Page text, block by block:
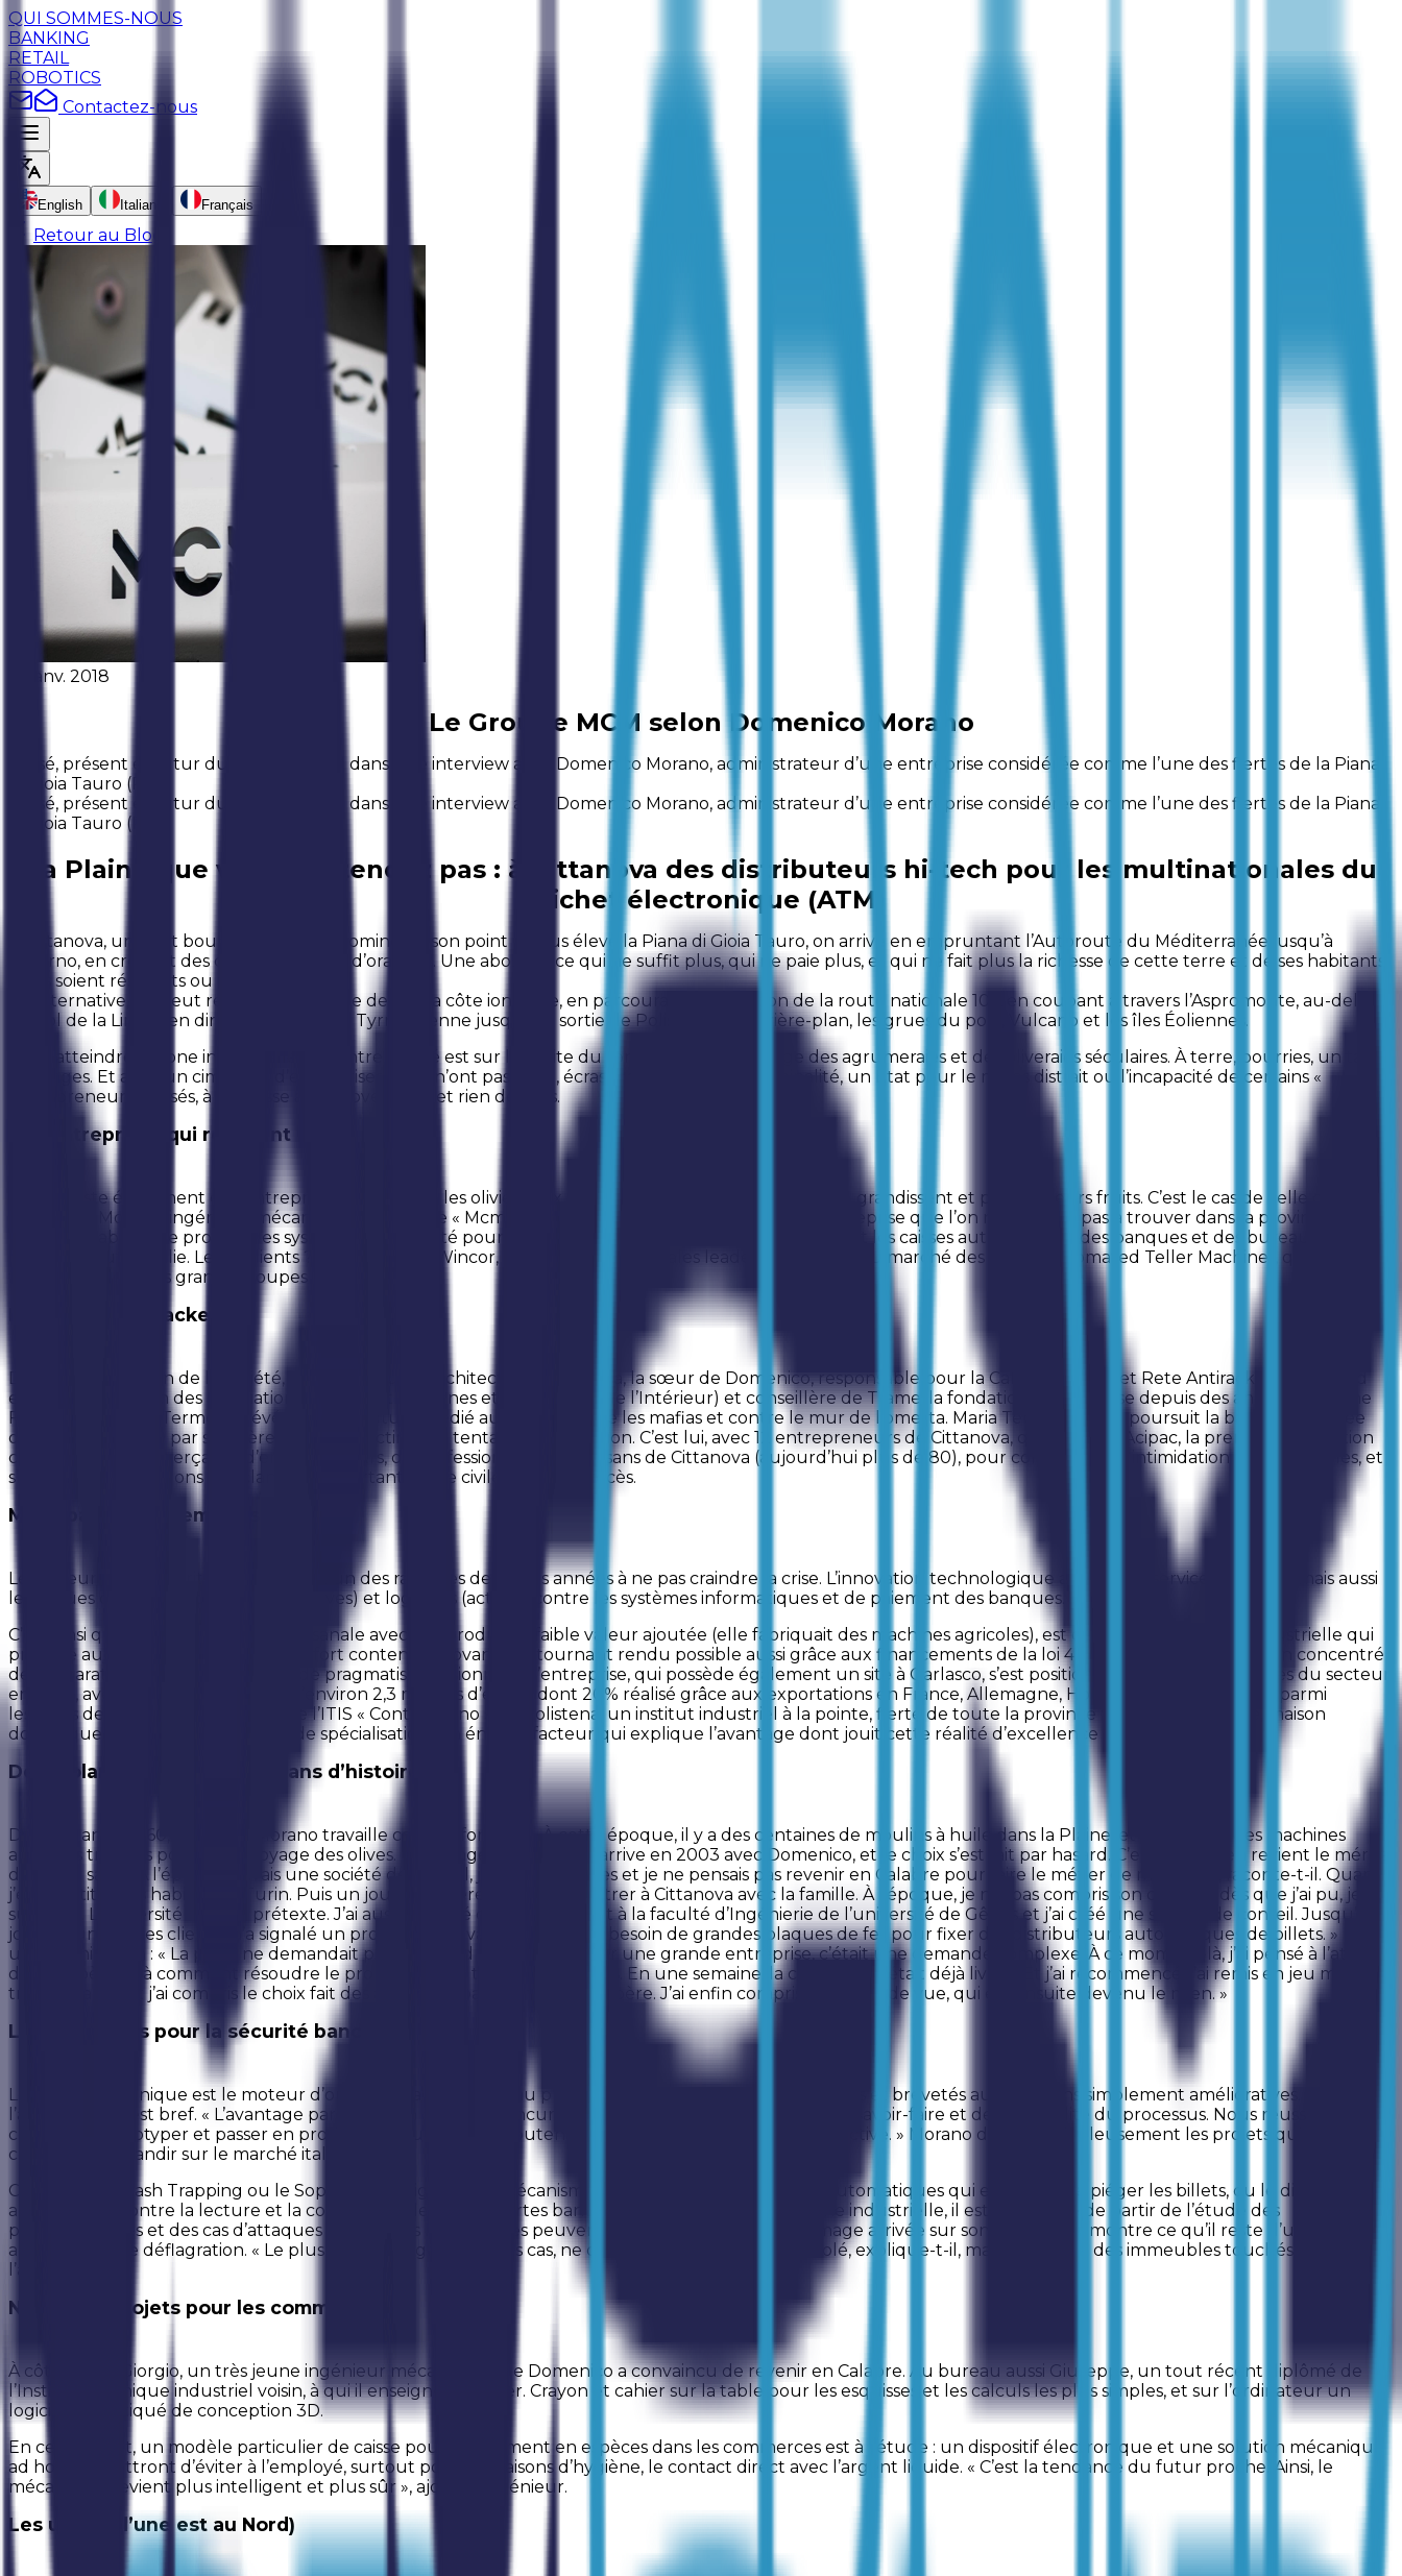
QUI SOMMES-NOUS
BANKING
RETAIL
ROBOTICS
Contactez-nous
English Italiano Français
Retour au Blog
12 janv. 2018
Le Groupe MCM selon Domenico Morano
Passé, présent et futur du Groupe MCM dans une interview avec Domenico Morano, administrateur d’une entreprise considérée comme l’une des fiertés de la Piana
di Gioia Tauro (RC).
Passé, présent et futur du Groupe MCM dans une interview avec Domenico Morano, administrateur d’une entreprise considérée comme l’une des fiertés de la Piana
di Gioia Tauro (RC).
La Plaine que vous n’attendez pas : à Cittanova des distributeurs hi-tech pour les multinationales du
guichet électronique (ATM)
À Cittanova, un petit bourg peuplé qui domine de son point le plus élevé la Piana di Gioia Tauro, on arrive en empruntant l’Autoroute du Méditerranée jusqu’à
Rosarno, en croisant des camions remplis d’oranges. Une abondance qui ne suffit plus, qui ne paie plus, et qui ne fait plus la richesse de cette terre et de ses habitants,
qu’ils soient résidents ou réfugiés.
En alternative, on peut rejoindre le centre depuis la côte ionienne, en parcourant un tronçon de la route nationale 106, en coupant à travers l’Aspromonte, au-delà
du col de la Limina en direction de la mer Tyrrhénienne jusqu’à la sortie de Polistena : en arrière-plan, les grues du port, Vulcano et les îles Éoliennes.
Pour atteindre la zone industrielle (le centre habité est sur la droite du torrent Serra), on longe des agrumeraies et des oliveraies séculaires. À terre, pourries, un tapis
d’oranges. Et aussi un cimetière d’entreprises. Elles n’ont pas tenu, écrasées par la crise, la criminalité, un État pour le moins distrait ou l’incapacité de certains «
entrepreneurs » rusés, à la chasse aux subventions et rien de plus.
Les entreprises qui résistent
Mais il existe également des entreprises qui, comme les oliviers aux racines les plus robustes, résistent, grandissent et portent leurs fruits. C’est le cas de celle de
Domenico Morano, ingénieur mécanicien à la tête de « McmCostruzioni », précisément le genre d’entreprise que l’on ne s’attend pas à trouver dans la province de
Reggio Calabria. Elle produit des systèmes de sécurité pour les distributeurs automatiques de billets et les caisses automatiques des banques et des bureaux de
poste de toute l’Italie. Leurs clients ? NCR, Diebold, Wincor, les trois multinationales leaders mondiaux du marché des ATMs (Automated Teller Machine), qui
fournissent les plus grands groupes bancaires.
Le Réseau Antiracket
Dans la composition de la société, on trouve aussi l’architecte Maria Teresa, la sœur de Domenico, responsable pour la Calabre du projet Rete Antiracket (un accord
entre la Fédération des associations Antiracket italiennes et le ministère de l’Intérieur) et conseillère de Trame, la fondation qui organise depuis des années le Trame
Festival à Lamezia Terme, un événement culturel dédié aux livres contre les mafias et contre le mur de l’omerta. Maria Teresa Morano poursuit la bataille entamée
dans les années 90 par son père Girolamo, victime de tentatives d’extorsion. C’est lui, avec 12 entrepreneurs de Cittanova, qui a fondé l’Acipac, la première association
calabraise de commerçants, d’entrepreneurs, de professionnels et d’artisans de Cittanova (aujourd’hui plus de 80), pour combattre les intimidations et représailles, et
s’opposer aux pressions des clans, en se portant partie civile dans les procès.
MCM, parmi les premières en Italie
Le secteur de la sécurité bancaire est l’un des rares ces dernières années à ne pas craindre la crise. L’innovation technologique a accru les services au client mais aussi
les risques d’attaques physiques (passives) et logiques (actives) contre les systèmes informatiques et de paiement des banques.
C’est ainsi que MCM, d’entreprise artisanale avec des produits à faible valeur ajoutée (elle fabriquait des machines agricoles), est devenue une réalité industrielle qui
propose aujourd’hui des dispositifs à fort contenu innovant. Un tournant rendu possible aussi grâce aux financements de la loi 488/92. Avec Domenico, un concentré
de préparation, d’enthousiasme et de pragmatisme visionnaire, l’entreprise, qui possède également un site à Garlasco, s’est positionnée parmi les premières du secteur
en Italie, avec un chiffre d’affaires d’environ 2,3 millions d’euros, dont 20% réalisé grâce aux exportations en France, Allemagne, Hongrie. Vingt employés, parmi
lesquels de très jeunes diplômés de l’ITIS « Conte Milano » de Polistena, un institut industriel à la pointe, fierté de toute la province : atelier mécanique, maison
domotique, planétarium, 4 filières de spécialisation. Un énième facteur qui explique l’avantage dont jouit cette réalité d’excellence tout au Sud.
De Girolamo à Domenico, 50 ans d’histoire
Dans les années 60, Girolamo Morano travaille comme forgeron. À cette époque, il y a des centaines de moulins à huile dans la Plaine, et il construit des machines
agricoles trieuses pour le nettoyage des olives. Le changement de cap arrive en 2003 avec Domenico, et le choix s’est fait par hasard. C’est à lui qu’en revient le mérite
de l’avoir saisi. « À l’époque, j’avais une société de conseil, j’habitais à Gênes et je ne pensais pas revenir en Calabre pour faire le métier de mon père, raconte-t-il. Quand
j’étais petit, nous habitions à Turin. Puis un jour mon père décida de rentrer à Cittanova avec la famille. À l’époque, je n’ai pas compris son choix, et dès que j’ai pu, je
suis parti. L’université a été le prétexte. J’ai aussi travaillé comme assistant à la faculté d’Ingénierie de l’université de Gênes et j’ai créé une société de conseil. Jusqu’au
jour où un de mes clients m’a signalé un problème : il avait urgemment besoin de grandes plaques de fer pour fixer des distributeurs automatiques de billets. » Et là,
une illumination : « La pièce ne demandait pas un grand travail, mais pour une grande entreprise, c’était une demande complexe. À ce moment-là, j’ai pensé à l’atelier
de mon père et à comment résoudre le problème sans trop de questions. En une semaine, la commande était déjà livrée. Et j’ai recommencé, j’ai remis en jeu mon
travail, ma vie, et j’ai compris le choix fait des années auparavant par mon père. J’ai enfin compris son point de vue, qui est ensuite devenu le mien. »
Les dispositifs pour la sécurité bancaire
Le bureau technique est le moteur d’où part chaque nouveau projet, des produits les plus complexes et brevetés aux solutions simplement amélioratives. De là à
l’atelier, le pas est bref. « L’avantage par rapport à d’autres concurrents, explique l’ingénieur, vient du savoir-faire et de la flexibilité du processus. Nous réussissons à
concevoir, prototyper et passer en production à un rythme soutenu, en optimisant la capacité productive. » Morano décrit méticuleusement les projets qui les ont fait
connaître et grandir sur le marché italien.
Comme l’Anti Cash Trapping ou le Sop box (intelligent), un mécanisme appliqué aux distributeurs automatiques qui empêche de piéger les billets, ou le dispositif
antiskimmer, contre la lecture et la copie frauduleuse des cartes bancaires. En parlant de recherche industrielle, il est nécessaire de partir de l’étude des
problématiques et des cas d’attaques auxquelles les systèmes peuvent être soumis. La dernière image arrivée sur son ordinateur montre ce qu’il reste d’un guichet
après une forte déflagration. « Le plus grand danger, dans ces cas, ne concerne pas tant l’argent volé, explique-t-il, mais la stabilité des immeubles touchés par
l’attaque. »
Nouveaux projets pour les commerces
À côté de lui, Giorgio, un très jeune ingénieur mécanicien que Domenico a convaincu de revenir en Calabre. Au bureau aussi Giuseppe, un tout récent diplômé de
l’Institut technique industriel voisin, à qui il enseigne le métier. Crayon et cahier sur la table pour les esquisses et les calculs les plus simples, et sur l’ordinateur un
logiciel sophistiqué de conception 3D.
En ce moment, un modèle particulier de caisse pour le paiement en espèces dans les commerces est à l’étude : un dispositif électronique et une solution mécanique
ad hoc permettront d’éviter à l’employé, surtout pour des raisons d’hygiène, le contact direct avec l’argent liquide. « C’est la tendance du futur proche. Ainsi, le
mécanisme devient plus intelligent et plus sûr », ajoute l’ingénieur.
Les usines (l’une est au Nord)